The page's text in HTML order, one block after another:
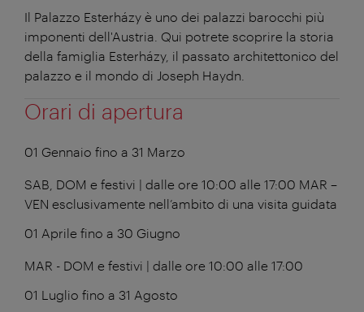
Il Palazzo Esterházy è uno dei palazzi barocchi più
imponenti dell'Austria. Qui potrete scoprire la storia
della famiglia Esterházy, il passato architettonico del
palazzo e il mondo di Joseph Haydn.
Orari di apertura
01 Gennaio fino a 31 Marzo
SAB, DOM e festivi | dalle ore 10:00 alle 17:00 MAR –
VEN esclusivamente nell’ambito di una visita guidata
01 Aprile fino a 30 Giugno
MAR - DOM e festivi | dalle ore 10:00 alle 17:00
01 Luglio fino a 31 Agosto